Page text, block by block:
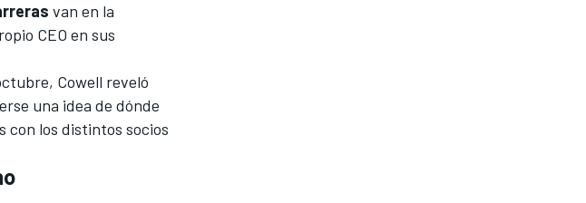
van en la
CEO en sus
Cowell reveló
una idea de dónde
con los distintos socios